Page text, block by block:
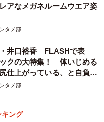
うえで、ぽっちゃり体型
（40代）などの声が寄
アなメガネルームウエア姿
タメ部
井口裕香 FLASHで表
クの大特集！ 体いじめる
仕上がっている、と自負し
になっても理想の身体でい
タメ部
キング